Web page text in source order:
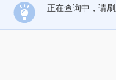
正在查询中，请